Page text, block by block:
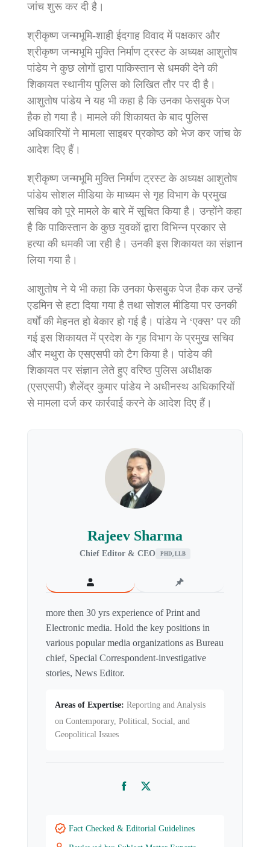
जांच शुरू कर दी है।
श्रीकृष्ण जन्मभूमि-शाही ईदगाह विवाद में पक्षकार और
श्रीकृष्ण जन्मभूमि मुक्ति निर्माण ट्रस्ट के अध्यक्ष आशुतोष
पांडेय ने कुछ लोगों द्वारा पाकिस्तान से धमकी देने की
शिकायत स्थानीय पुलिस को लिखित तौर पर दी है।
आशुतोष पांडेय ने यह भी कहा है कि उनका फेसबुक पेज
हैक हो गया है। मामले की शिकायत के बाद पुलिस
अधिकारियों ने मामला साइबर प्रकोष्ठ को भेज कर जांच के
आदेश दिए हैं।
श्रीकृष्ण जन्मभूमि मुक्ति निर्माण ट्रस्ट के अध्यक्ष आशुतोष
पांडेय सोशल मीडिया के माध्यम से गृह विभाग के प्रमुख
सचिव को पूरे मामले के बारे में सूचित किया है। उन्होंने कहा
है कि पाकिस्तान के कुछ युवकों द्वारा विभिन्न प्रकार से
हत्या की धमकी जा रही है। उनकी इस शिकायत का संज्ञान
लिया गया है।
आशुतोष ने ये भी कहा कि उनका फेसबुक पेज हैक कर उन्हें
एडमिन से हटा दिया गया है तथा सोशल मीडिया पर उनकी
वर्षों की मेहनत हो बेकार हो गई है। पांडेय ने ‘एक्स’ पर की
गई इस शिकायत में प्रदेश के गृह विभाग के प्रमुख सचिव
और मथुरा के एसएसपी को टैग किया है। पांडेय की
शिकायत पर संज्ञान लेते हुए वरिष्ठ पुलिस अधीक्षक
(एसएसपी) शैलेंद्र कुमार पांडेय ने अधीनस्थ अधिकारियों
से मामला दर्ज कर कार्रवाई करने के आदेश दिए हैं।
Rajeev Sharma
Chief Editor & CEO PHD, LLB
more then 30 yrs experience of Print and
Electronic media. Hold the key positions in
various popular media organizations as Bureau
chief, Special Correspondent-investigative
stories, News Editor.
Areas of Expertise: Reporting and Analysis
on Contemporary, Political, Social, and
Geopolitical Issues
FacebookTwitter
Fact Checked & Editorial Guidelines